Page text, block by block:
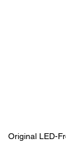
Original LED-